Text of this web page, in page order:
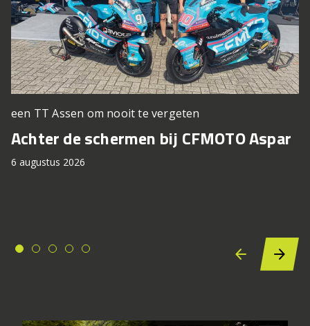
een TT Assen om nooit te vergeten
Achter de schermen bij CFMOTO Aspar
6 augustus 2026